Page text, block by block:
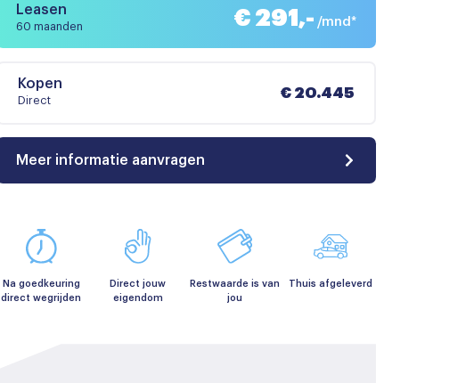
Leasen
60 maanden € 291,- /mnd*
Kopen
Direct
€ 20.445
Meer informatie aanvragen
Na goedkeuring
direct wegrijden
Direct jouw
eigendom
Restwaarde is van
jou
Thuis afgeleverd